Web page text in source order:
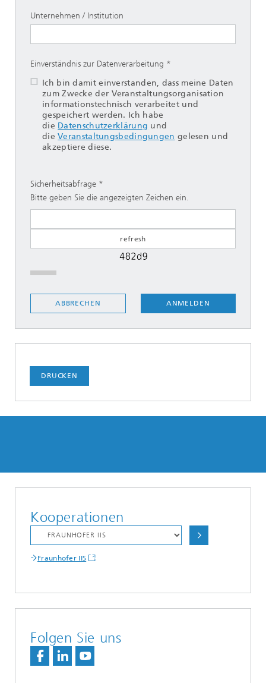
Unternehmen / Institution
Einverständnis zur Datenverarbeitung
Ich bin damit einverstanden, dass meine Daten
zum Zwecke der Veranstaltungsorganisation
informationstechnisch verarbeitet und
gespeichert werden. Ich habe
die Datenschutzerklärung und
dieVeranstaltungsbedingungen gelesen und
akzeptiere diese.
Sicherheitsabfrage
Bitte geben Sie die angezeigten Zeichen ein.
ANMELDEN
ABBRECHEN
DRUCKEN
Kooperationen
Fraunhofer IIS
Folgen Sie uns